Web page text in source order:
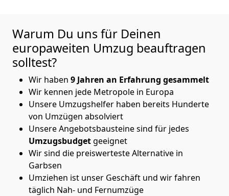
Warum Du uns für Deinen
europaweiten Umzug beauftragen
solltest?
Wir haben 9 Jahren an Erfahrung gesammelt
Wir kennen jede Metropole in Europa
Unsere Umzugshelfer haben bereits Hunderte
von Umzügen absolviert
Unsere Angebotsbausteine sind für jedes
Umzugsbudgetgeeignet
Wir sind die preiswerteste Alternative in
Garbsen
Umziehen ist unser Geschäft und wir fahren
täglich Nah- und Fernumzüge